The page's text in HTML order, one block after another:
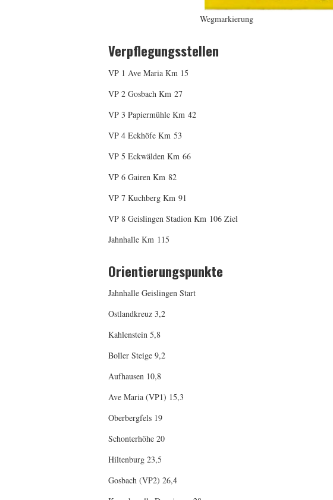
Wegmarkierung
Verpflegungsstellen
VP 1 Ave Maria Km 15
VP 2 Gosbach Km 27
VP 3 Papiermühle Km 42
VP 4 Eckhöfe Km 53
VP 5 Eckwälden Km 66
VP 6 Gairen Km 82
VP 7 Kuchberg Km 91
VP 8 Geislingen Stadion Km 106 Ziel
Jahnhalle Km 115
Orientierungspunkte
Jahnhalle Geislingen Start
Ostlandkreuz 3,2
Kahlenstein 5,8
Boller Steige 9,2
Aufhausen 10,8
Ave Maria (VP1) 15,3
Oberbergfels 19
Schonterhöhe 20
Hiltenburg 23,5
Gosbach (VP2) 26,4